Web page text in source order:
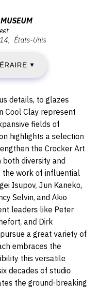
JUILLET
États-Unis
▼
details, to glazes
Cool Clay represent
fields of
highlights a selection
the Crocker Art
both diversity and
the work of influential
Isupov, Jun Kaneko,
Selvin, and Akio
leaders like Peter
and Dirk
a great variety of
embraces the
this versatile
decades of studio
the ground-breaking